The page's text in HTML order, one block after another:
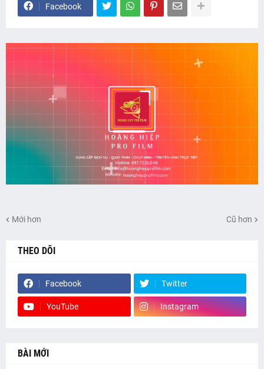
Facebook
Mới hơn Cũ hơn
THEO DÕI
Facebook Twitter
YouTube Instagram
BÀI MỚI